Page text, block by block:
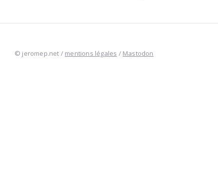
© jeromep.net / mentions légales / Mastodon